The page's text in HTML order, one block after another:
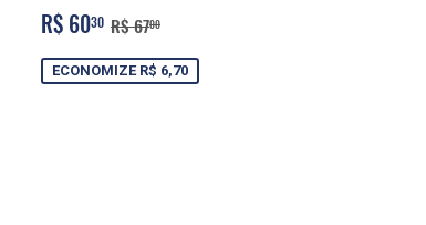
PREÇO
PROMOCIONAL
R$ 6030 R$
60,30
PREÇO NORMAL
R$ 6700
ECONOMIZE R$ 6,70